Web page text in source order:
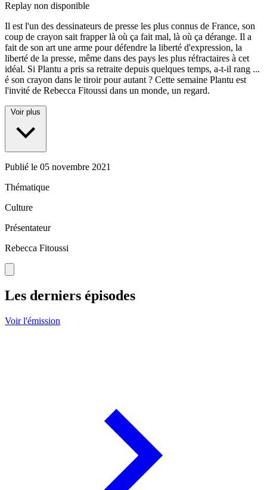
Replay non disponible
Il est l'un des dessinateurs de presse les plus connus de France, son
coup de crayon sait frapper là où ça fait mal, là où ça dérange. Il a
fait de son art une arme pour défendre la liberté d'expression, la
liberté de la presse, même dans des pays les plus réfractaires à cet
idéal. Si Plantu a pris sa retraite depuis quelques temps, a-t-il rang ...
é son crayon dans le tiroir pour autant ? Cette semaine Plantu est
l'invité de Rebecca Fitoussi dans un monde, un regard.
Voir plus
Publié le 05 novembre 2021
Thématique
Culture
Présentateur
Rebecca Fitoussi
Les derniers épisodes
Voir l'émission